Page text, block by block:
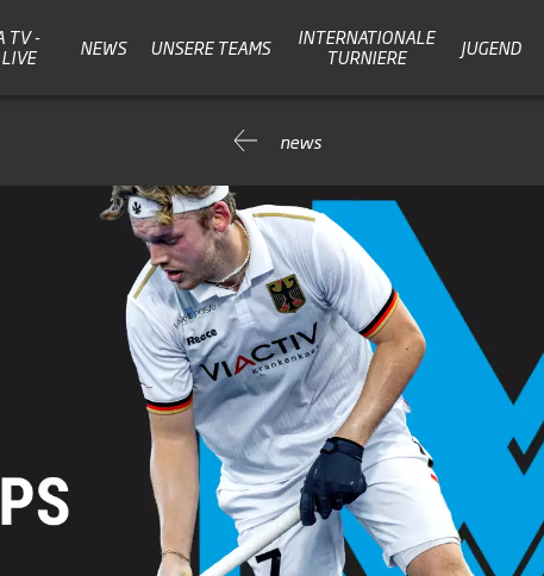
TV -
NEWS UNSERE TEAMS
INTERNATIONALE
TURNIERE
JUGEND
news